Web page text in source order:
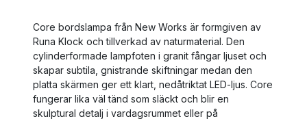
Core bordslampa från New Works är formgiven av
Runa Klock och tillverkad av naturmaterial. Den
cylinderformade lampfoten i granit fångar ljuset och
skapar subtila, gnistrande skiftningar medan den
platta skärmen ger ett klart, nedåtriktat LED-ljus. Core
fungerar lika väl tänd som släckt och blir en
skulptural detalj i vardagsrummet eller på